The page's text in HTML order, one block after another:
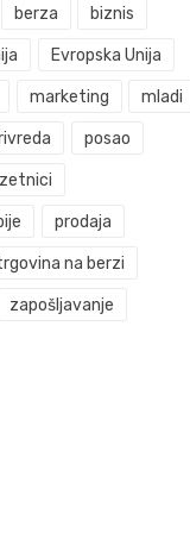
berza biznis
Evropska Unija
marketing mladi
posao
prodaja
na berzi
zapošljavanje